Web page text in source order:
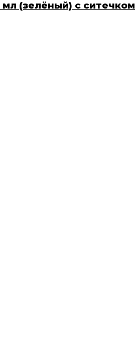
(зелёный) с ситечком